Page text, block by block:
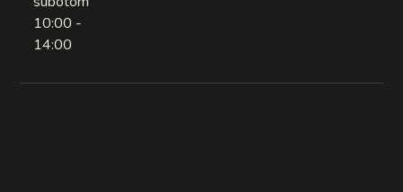
10:00 -
14:00